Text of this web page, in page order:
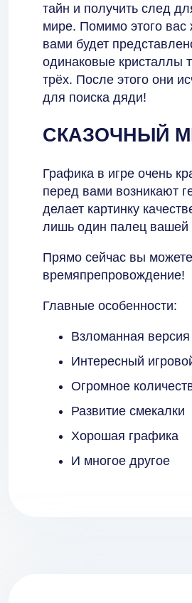
тайн и получить след
мире. Помимо этого вас
вами будет
одинаковые кристаллы
трёх. После этого они
для поиска дяди!
СКАЗОЧНЫЙ
Графика в игре очень
перед вами возникают
делает картинку
лишь один палец вашей
Прямо сейчас вы
времяпрепровождение!
Главные особенности:
Взломанная версия
Интересный
Огромное
Развитие смекалки
Хорошая графика
И многое другое